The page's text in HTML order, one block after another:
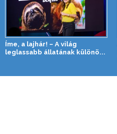
Íme, a lajhár! – A világ
leglassabb állatának különö...